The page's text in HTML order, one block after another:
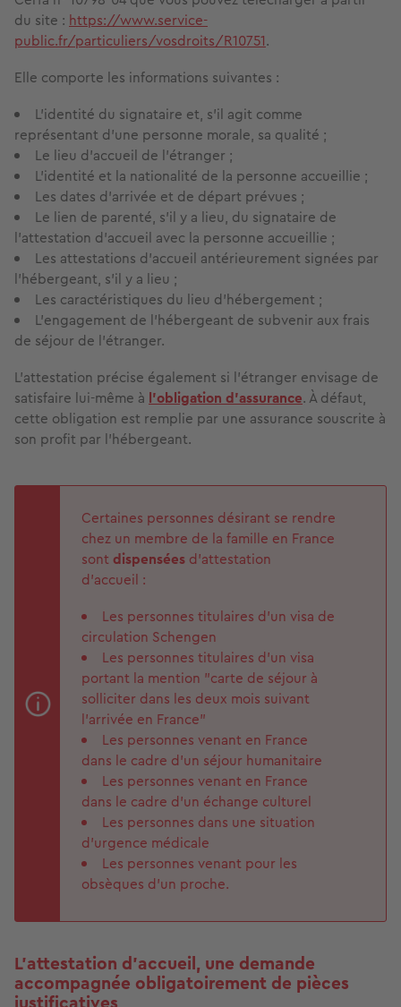
du site : https://www.service-
public.fr/particuliers/vosdroits/R10751.
Elle comporte les informations suivantes :
L'identité du signataire et, s'il agit comme
représentant d'une personne morale, sa qualité ;
Le lieu d'accueil de l'étranger ;
L'identité et la nationalité de la personne accueillie ;
Les dates d'arrivée et de départ prévues ;
Le lien de parenté, s'il y a lieu, du signataire de
l'attestation d'accueil avec la personne accueillie ;
Les attestations d'accueil antérieurement signées par
l'hébergeant, s'il y a lieu ;
Les caractéristiques du lieu d'hébergement ;
L'engagement de l'hébergeant de subvenir aux frais
de séjour de l'étranger.
L'attestation précise également si l'étranger envisage de
satisfaire lui-même à l'obligation d'assurance. À défaut,
cette obligation est remplie par une assurance souscrite à
son profit par l’hébergeant.
Certaines personnes désirant se rendre
chez un membre de la famille en France
sont dispensées d'attestation
d'accueil :
Les personnes titulaires d’un visa de
circulation Schengen
Les personnes titulaires d’un visa
portant la mention "carte de séjour à
solliciter dans les deux mois suivant
l'arrivée en France"
Les personnes venant en France
dans le cadre d'un séjour humanitaire
Les personnes venant en France
dans le cadre d'un échange culturel
Les personnes dans une situation
d'urgence médicale
Les personnes venant pour les
obsèques d'un proche.
L’attestation d’accueil, une demande
accompagnée obligatoirement de pièces